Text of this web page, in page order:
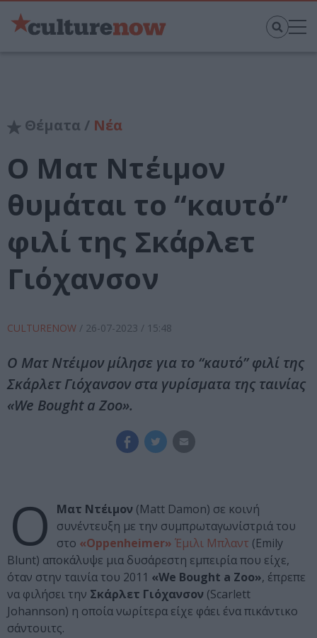
Θέματα / Νέα
Ο Ματ Ντέιμον
θυμάται το “καυτό”
φιλί της Σκάρλετ
Γιόχανσον
CULTURENOW / 26-07-2023 / 15:48
Ο Ματ Ντέιμον μίλησε για το “καυτό” φιλί της
Σκάρλετ Γιόχανσον στα γυρίσματα της ταινίας
«We Bought a Zoo».
Ο Ματ Ντέιμον (Matt Damon) σε κοινή
συνέντευξη με την συμπρωταγωνίστριά του
στο «Oppenheimer» Έμιλι Μπλαντ (Emily
Blunt) αποκάλυψε μια δυσάρεστη εμπειρία που είχε,
όταν στην ταινία του 2011 «We Bought a Zoo», έπρεπε
να φιλήσει την Σκάρλετ Γιόχανσον (Scarlett
Johannson) η οποία νωρίτερα είχε φάει ένα πικάντικο
σάντουιτς.